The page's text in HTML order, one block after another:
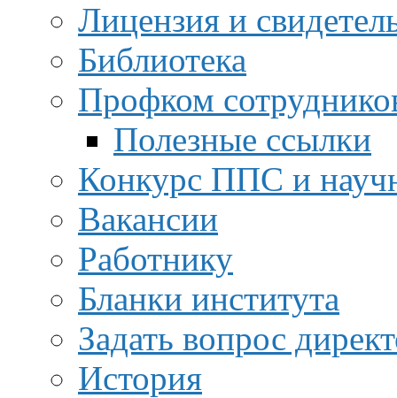
Лицензия и
Библиотека
Профком
Полезные ссылки
Конкурс ППС и
Вакансии
Работнику
Бланки института
Задать вопрос
История